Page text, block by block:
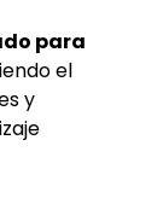
para
el
y